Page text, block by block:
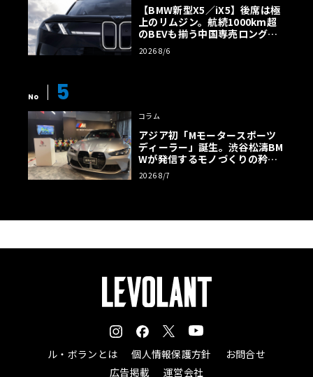
【BMW新型X5／iX5】後席は極
上のリムジン。航続1000km超
のBEVも揃う中国専売ロング仕
様の全貌
2026 8/6
No 5
コラム
アジア初「Mモータースポーツ
ディーラー」誕生。渋谷松濤BM
Wが発信するモノづくりの矜持
【木下隆之コラム】
2026 8/7
ル・ボランとは 個人情報保護方針
お問合せ
広告掲載
運営会社